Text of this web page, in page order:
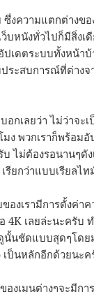
งความแตกต่างขอ
บหนังทั่วไปก็มีสิ่งเ
ปเดตระบบทั้งหน้า
ระสบการณ์ที่ต่างจ
อกเลยว่า ไม่ว่าจะ
มง พวกเราก็พร้อม
ไม่ต้องรอนานๆดั
รียกว่าแบบเรียลไท
องเรามีการตั้งค่า
4K เลยล่ะนะครับ
นั้นชัดแบบสุดๆโดย
ป็นหลักอีกด้วยนะค
องเมนูต่างๆจะมีกา